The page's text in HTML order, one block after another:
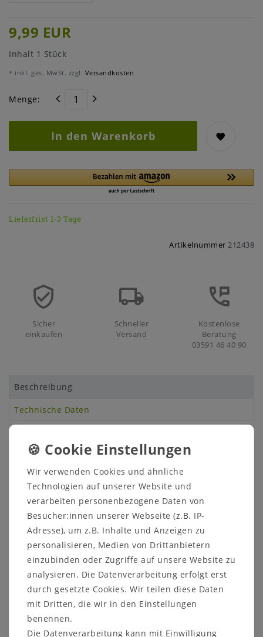
9,99 EUR
Inhalt 1 Stück
* inkl. ges. MwSt. zzgl. Versandkosten
Menge:
In den Warenkorb
Lieferfrist 1-3 Tage
Artikelnummer 212438
Sicher
einkaufen
Schneller
Versand
Kostenlose
Beratung
03591 46 40 90
Beschreibung
Technische Daten
Pflanzkübel Quadrat + Untersetzer“ überzeugt mit
seinem robusten Material aus hochwertigem
Kunststoff (PP), welcher besonders wetterfest ist.
Die hohe UV-Beständigkeit macht das Set zu einem
idealen Produkt für den Innen- sowie Außenbereich!
-STANDFEST & ROBUST – Der Pflanztopf kommt
mit Entwässerungslöchern im Boden zu Ihnen nach
Hause. Der mitgelieferten passenden Untersetze
passt perfekt zum Kübel. Durch das hervorragende
Verhältnis zwischen Abmessungen oben und der
Standfläche ergibt sich eine sehr gute
Wir verwenden Cookies und ähnliche
Technologien auf unserer Website und
verarbeiten personenbezogene Daten von
Besucher:innen unserer Webseite (z.B. IP-
Adresse), um z.B. Inhalte und Anzeigen zu
personalisieren, Medien von Drittanbietern
einzubinden oder Zugriffe auf unsere Website zu
analysieren. Die Datenverarbeitung erfolgt erst
durch gesetzte Cookies. Wir teilen diese Daten
mit Dritten, die wir in den Einstellungen
benennen.
Die Datenverarbeitung kann mit Einwilligung